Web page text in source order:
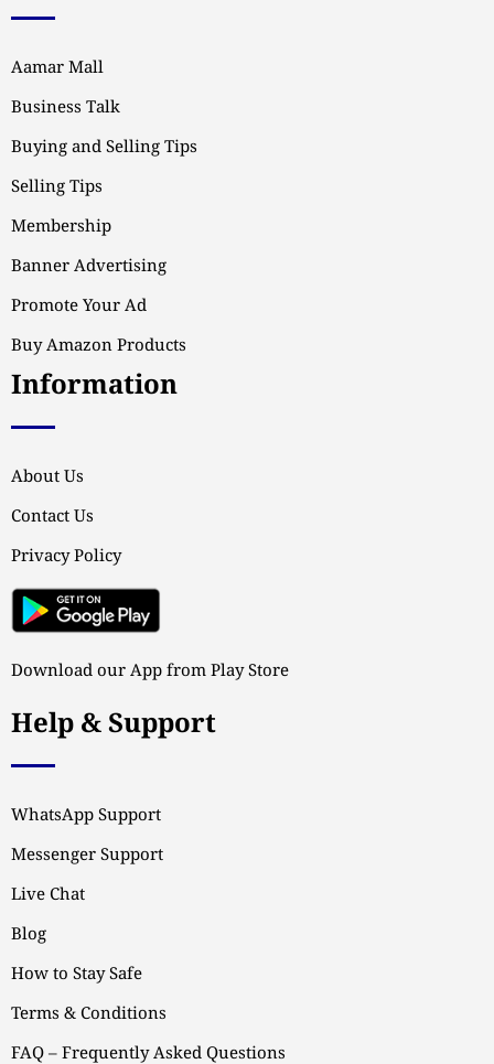
Aamar Mall
Business Talk
Buying and Selling Tips
Selling Tips
Membership
Banner Advertising
Promote Your Ad
Buy Amazon Products
Information
About Us
Contact Us
Privacy Policy
Download our App from Play Store
Help & Support
WhatsApp Support
Messenger Support
Live Chat
Blog
How to Stay Safe
Terms & Conditions
FAQ – Frequently Asked Questions